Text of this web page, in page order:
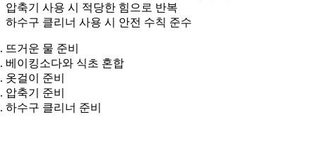
압축기 사용 시 적당한 힘으로 반복
하수구 클리너 사용 시 안전 수칙 준수
뜨거운 물 준비
베이킹소다와 식초 혼합
옷걸이 준비
압축기 준비
하수구 클리너 준비